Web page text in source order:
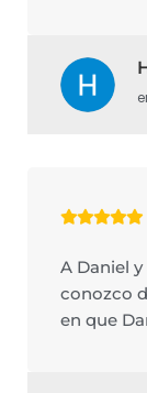
A Daniel
conozco
en que